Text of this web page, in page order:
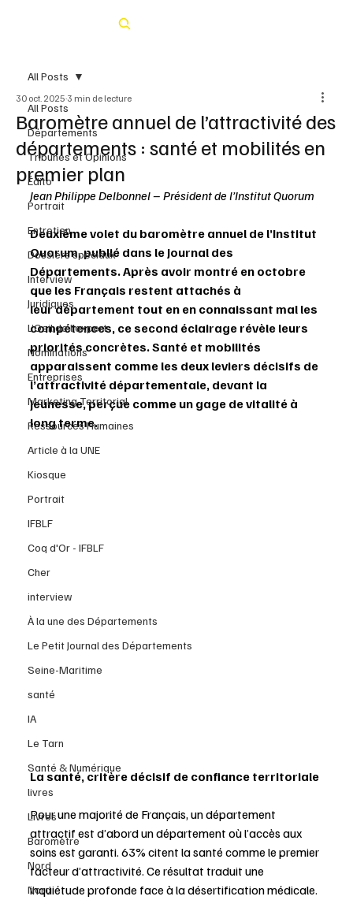
All Posts
Départements
Tribunes et Opinions
Édito
Portrait
Entretien
Dossiers spéciaux
Interview
Juridiques
L’Oeil de l’expert
Nominations
Entreprises
Marketing Territorial
Ressources Humaines
Article à la UNE
Kiosque
Portrait
IFBLF
Coq d'Or - IFBLF
Cher
interview
À la une des Départements
Le Petit Journal des Départements
Seine-Maritime
santé
IA
Le Tarn
Santé & Numérique
livres
Livres
Baromètre
Nord
Nord
All Posts
Baromètre annuel de l’attractivité des
départements : santé et mobilités en
premier plan
30 oct. 2025 3 min de lecture
Jean Philippe Delbonnel – Président de l’Institut Quorum
Deuxième volet du baromètre annuel de l’Institut
Quorum, publié dans le Journal des
Départements. Après avoir montré en octobre
que les Français restent attachés à
leur département tout en en connaissant mal les
compétences, ce second éclairage révèle leurs
priorités concrètes. Santé et mobilités
apparaissent comme les deux leviers décisifs de
l’attractivité départementale, devant la
jeunesse, perçue comme un gage de vitalité à
long terme.
La santé, critère décisif de confiance territoriale
Pour une majorité de Français, un département
attractif est d’abord un département où l’accès aux
soins est garanti. 63% citent la santé comme le premier
facteur d’attractivité. Ce résultat traduit une
inquiétude profonde face à la désertification médicale.